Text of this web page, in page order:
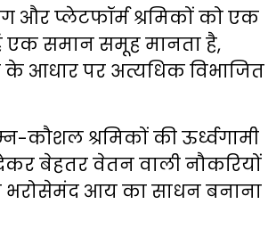
और प्लेटफॉर्म श्रमिकों को एक
एक समान समूह मानता है,
आधार पर अत्यधिक विभाजित
कौशल श्रमिकों की ऊर्ध्वगामी
बेहतर वेतन वाली नौकरियों
भरोसेमंद आय का साधन बनाना